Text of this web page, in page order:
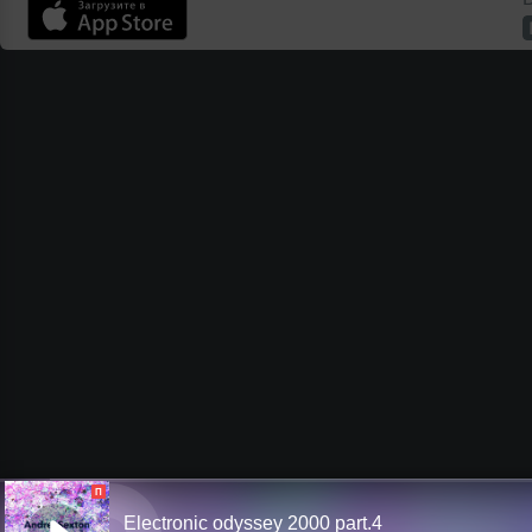
П
Electronic odyssey 2000 part.4